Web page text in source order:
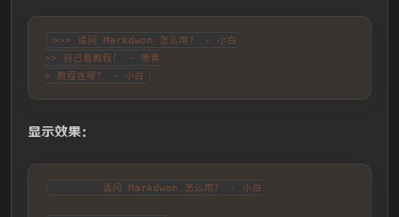
>>> 请问 Markdwon 怎么用？ - 小白
>> 自己看教程！ - 愤青
> 教程在哪？ - 小白
显示效果：
        请问 Markdwon 怎么用？ - 小白